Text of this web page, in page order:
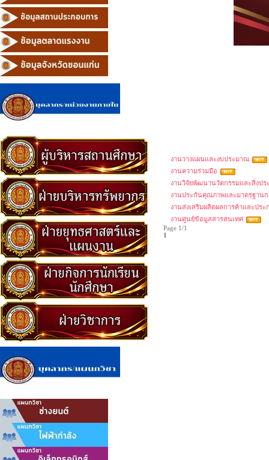
งานวางแผนและงบประมาณ
งานความร่วมมือ
งานวิจัยพัฒนานวัตกรรมและสิ่งปร
งานประกันคุณภาพและมาตรฐาน
งานส่งเสริมผลิตผลการค้าและปร
งานศูนย์ข้อมูลสารสนเทศ
Page 1/1
1